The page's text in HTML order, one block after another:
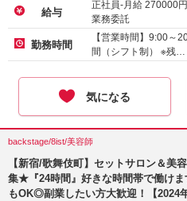
給与
正社員-月給 270000
業務委託
勤務時間
【営業時間】9:00～
間（シフト制） ※残…
気になる
backstage/8ist/美容師
【新宿/歌舞伎町】セットサロン＆美
集★『24時間』好きな時間帯で働け
もOK◎副業したい方大歓迎！【2024